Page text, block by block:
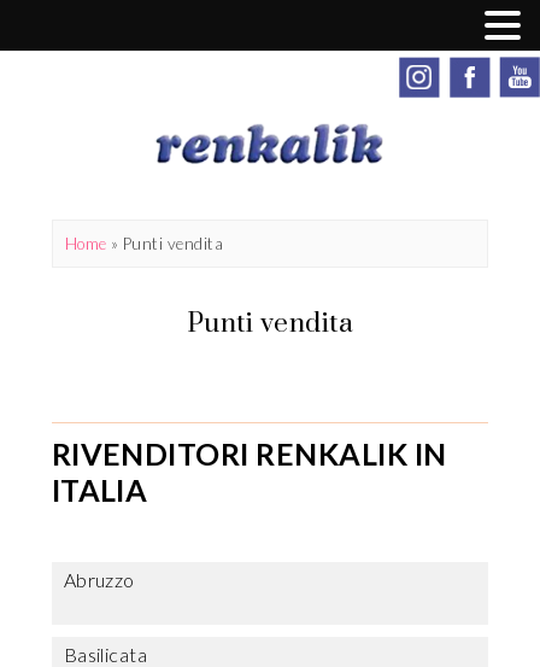
Home » Punti vendita
Punti vendita
RIVENDITORI RENKALIK IN
ITALIA
Abruzzo
Basilicata